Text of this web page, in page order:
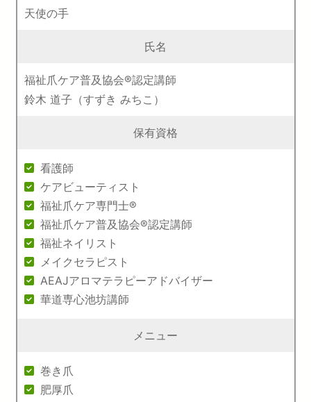
天使の手
氏名
福祉爪ケア普及協会®認定講師
鈴木 道子（すずき みちこ）
保有資格
看護師
ケアビューティスト
福祉爪ケア専門士®
福祉爪ケア普及協会®認定講師
福祉ネイリスト
メイクセラピスト
AEAJアロマテラピーアドバイザー
華道専心池坊講師
メニュー
巻き爪
肥厚爪